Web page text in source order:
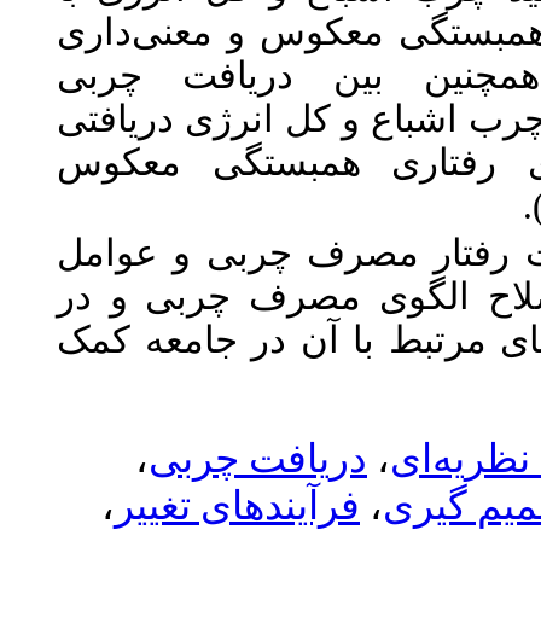
و معنی‌داری
چربی
دریافتی
معکوس
و عوامل
چربی و در
در جامعه کمک
چربی،
تغییر ،